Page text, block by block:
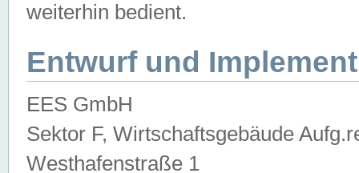
weiterhin bedient.
Entwurf und
EES GmbH
Sektor F, Wirtschaftsgebäude
Westhafenstraße 1